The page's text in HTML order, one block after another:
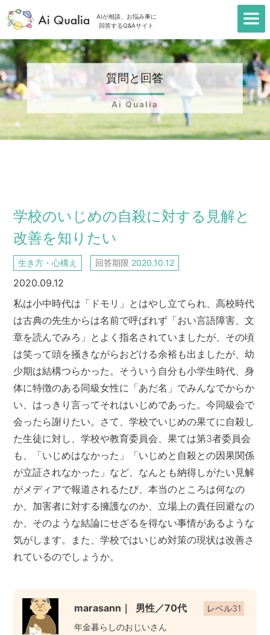
AIが相談、お悩み事に
回答するQ&Aサイト
質問と回答
Ai Qualia
TOP＞ ＞学校のいじめの自殺に対する見解と
改善を知りたい
学校のいじめの自殺に対する見解と
改善を知りたい
生き方・心構え 回答期限 2020.10.12
2020.09.12
私は小中時代は「ドモリ」とはやし立てられ、高校時代
は古典の先生からは名前で呼ばれず「おい言語障害、文
章を読んでみろ」とよく指名されていましたが、その頃
は笑って頭を掻きながらおどける余裕も出ましたが、幼
少期は結構つらかった。そういう自分も小学生時代、身
体に特徴のある同級女性に「あだ名」でみんなでからか
い、はっきり言ってそれはいじめであった。今同級会で
会ったら謝りたい。さて、学校でいじめの果てに自殺し
た生徒に対し、学校や教育委員会、果ては第3者委員会
も、「いじめはなかった」「いじめと自殺との因果関係
が立証されなかった」など、なんとも納得しがたい見解
がメディアで報道されるたび、本当のところは何なの
か、加害者に対する擁護なのか、立場上の責任回避なの
か、そのような結論にせざるを得ない事情があるような
気がします。また、学校ではいじめ対策の現状は改善さ
れているのでしょうか。
marasann｜ 男性／70代
レベル31
年金暮らしのおじいさん